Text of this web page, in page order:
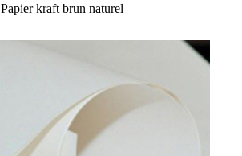
Papier kraft brun naturel